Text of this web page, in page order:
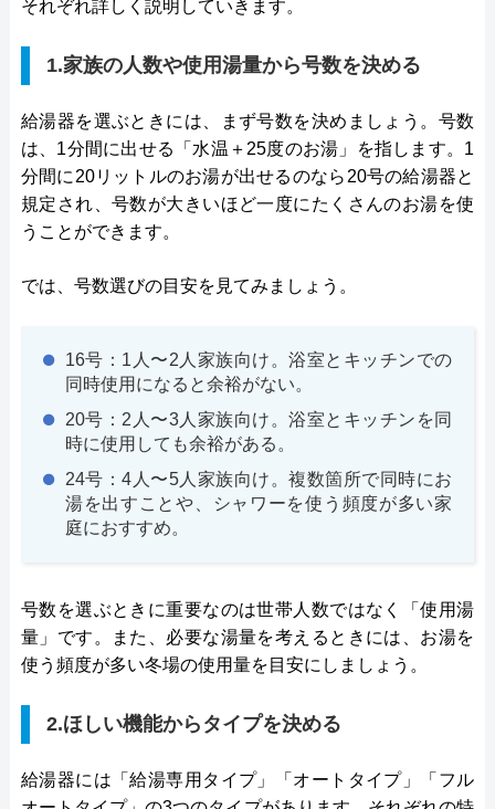
それぞれ詳しく説明していきます。
1.家族の人数や使用湯量から号数を決める
給湯器を選ぶときには、まず号数を決めましょう。号数
は、1分間に出せる「水温＋25度のお湯」を指します。1
分間に20リットルのお湯が出せるのなら20号の給湯器と
規定され、号数が大きいほど一度にたくさんのお湯を使
うことができます。
では、号数選びの目安を見てみましょう。
16号：1人〜2人家族向け。浴室とキッチンでの
同時使用になると余裕がない。
20号：2人〜3人家族向け。浴室とキッチンを同
時に使用しても余裕がある。
24号：4人〜5人家族向け。複数箇所で同時にお
湯を出すことや、シャワーを使う頻度が多い家
庭におすすめ。
号数を選ぶときに重要なのは世帯人数ではなく「使用湯
量」です。また、必要な湯量を考えるときには、お湯を
使う頻度が多い冬場の使用量を目安にしましょう。
2.ほしい機能からタイプを決める
給湯器には「給湯専用タイプ」「オートタイプ」「フル